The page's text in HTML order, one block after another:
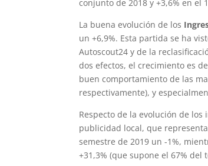
conjunto de 2018 y +3,6% en el
La buena evolución de los
un +6,9%. Esta partida se ha
Autoscout24 y de la
dos efectos, el crecimiento es
buen comportamiento de las
respectivamente), y
Respecto de la evolución de
publicidad local, que
semestre de 2019 un -1%,
+31,3% (que supone el 67% del